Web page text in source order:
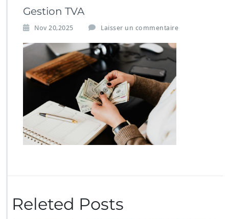
Gestion TVA
Nov 20,2025 Laisser un commentaire
Releted Posts